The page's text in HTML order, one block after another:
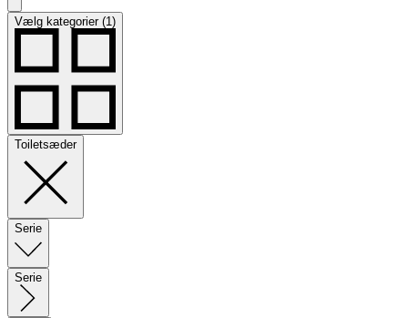
Vælg kategorier (1)
Toiletsæder
Serie
Serie